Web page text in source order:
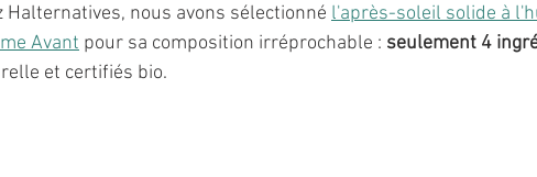
Halternatives, nous avons sélectionné l'après-soleil solide à
Avant pour sa composition irréprochable : seulement 4
et certifiés bio.